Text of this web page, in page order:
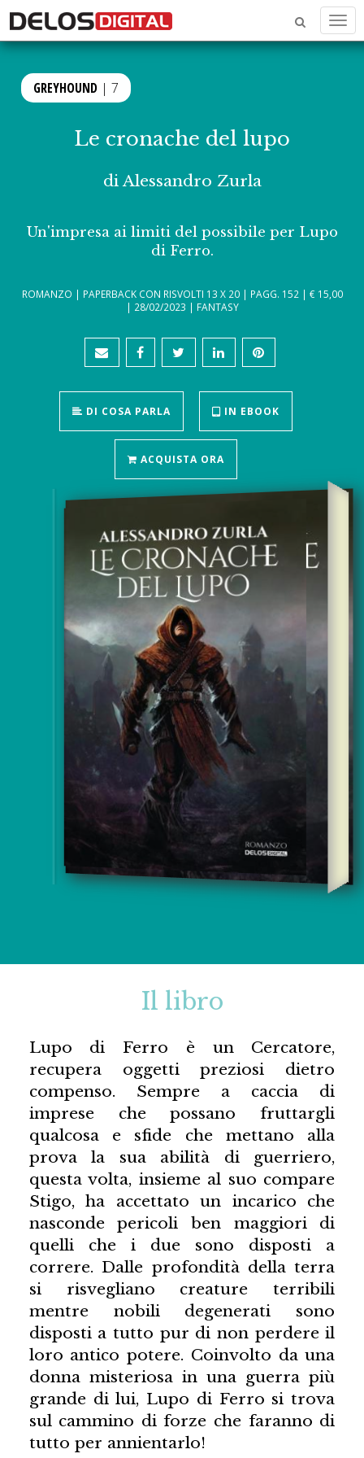
GREYHOUND | 7
Le cronache del lupo
diAlessandro Zurla
Un'impresa ai limiti del possibile per Lupo
di Ferro.
ROMANZO | PAPERBACK CON RISVOLTI 13 X 20 | PAGG. 152 | € 15,00
| 28/02/2023 | FANTASY
DI COSA PARLA IN EBOOK
ACQUISTA ORA
Il libro
Lupo di Ferro è un Cercatore,
recupera oggetti preziosi dietro
compenso. Sempre a caccia di
imprese che possano fruttargli
qualcosa e sfide che mettano alla
prova la sua abilità di guerriero,
questa volta, insieme al suo compare
Stigo, ha accettato un incarico che
nasconde pericoli ben maggiori di
quelli che i due sono disposti a
correre. Dalle profondità della terra
si risvegliano creature terribili
mentre nobili degenerati sono
disposti a tutto pur di non perdere il
loro antico potere. Coinvolto da una
donna misteriosa in una guerra più
grande di lui, Lupo di Ferro si trova
sul cammino di forze che faranno di
tutto per annientarlo!